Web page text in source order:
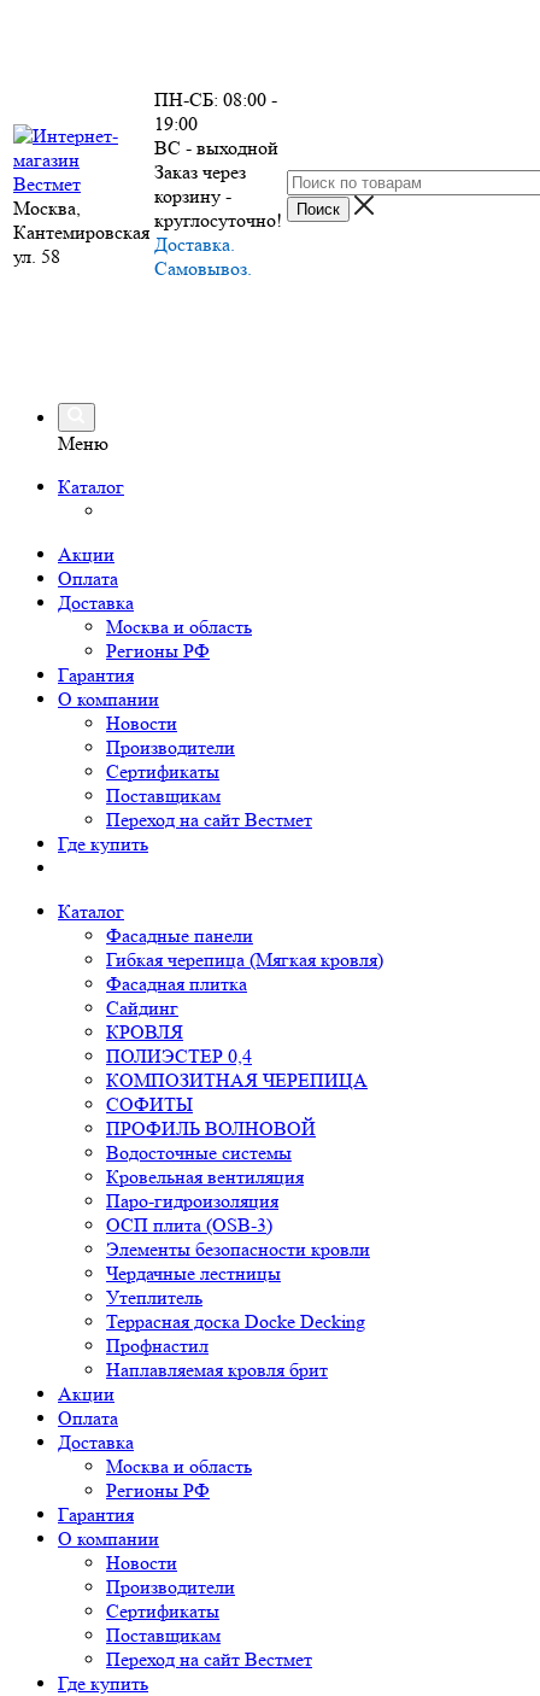
Москва,
Кантемировская
ул. 58
ПН-СБ: 08:00 -
19:00
ВС - выходной
Заказ через
корзину -
круглосуточно!
Доставка.
Самовывоз.
Меню
Каталог
Акции
Оплата
Доставка
Москва и область
Регионы РФ
Гарантия
О компании
Новости
Производители
Сертификаты
Поставщикам
Переход на сайт Вестмет
Где купить
Каталог
Фасадные панели
Гибкая черепица (Мягкая кровля)
Фасадная плитка
Сайдинг
КРОВЛЯ
ПОЛИЭСТЕР 0,4
КОМПОЗИТНАЯ ЧЕРЕПИЦА
СОФИТЫ
ПРОФИЛЬ ВОЛНОВОЙ
Водосточные системы
Кровельная вентиляция
Паро-гидроизоляция
ОСП плита (OSB-3)
Элементы безопасности кровли
Чердачные лестницы
Утеплитель
Террасная доска Docke Decking
Профнастил
Наплавляемая кровля брит
Акции
Оплата
Доставка
Москва и область
Регионы РФ
Гарантия
О компании
Новости
Производители
Сертификаты
Поставщикам
Переход на сайт Вестмет
Где купить